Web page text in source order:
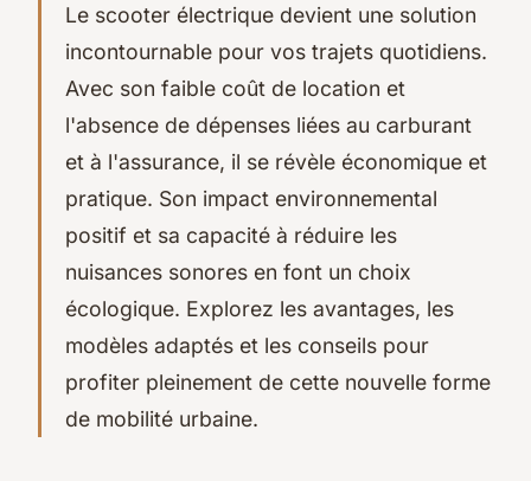
Le scooter électrique devient une solution
incontournable pour vos trajets quotidiens.
Avec son faible coût de location et
l'absence de dépenses liées au carburant
et à l'assurance, il se révèle économique et
pratique. Son impact environnemental
positif et sa capacité à réduire les
nuisances sonores en font un choix
écologique. Explorez les avantages, les
modèles adaptés et les conseils pour
profiter pleinement de cette nouvelle forme
de mobilité urbaine.